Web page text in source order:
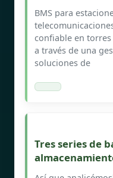
BMS para
confiable en
a través de una
soluciones de
Tres series de